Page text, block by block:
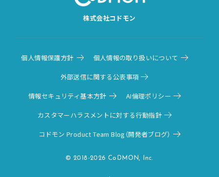
株式会社コドモン
個人情報保護方針 個人情報の取り扱いについて
外部送信に関する公表事項
情報セキュリティ基本方針 AI倫理ポリシー
カスタマーハラスメントに対する行動指針
コドモン Product Team Blog（開発者ブログ）
© 2018-2026 CoDMON, Inc.